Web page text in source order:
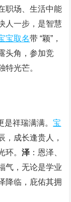
职场、生活中能
人一步，是智慧
宝取名带 “颖”，
头角，参加竞
特光芒。
是祥瑞满满。宝
，成长逢贵人，
环。泽：恩泽、
气，无论是学业
降临，庇佑其拥